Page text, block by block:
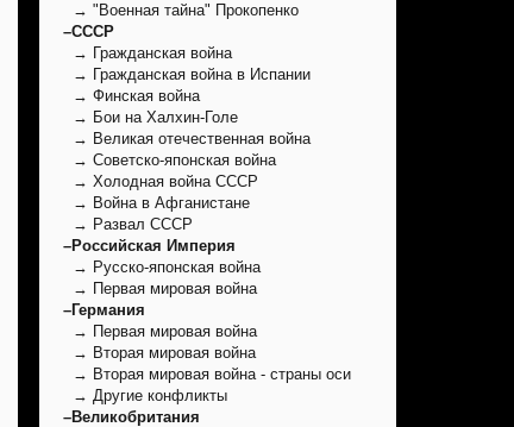
→ "Военная тайна" Прокопенко
–СССР
→ Гражданская война
→ Гражданская война в Испании
→ Финская война
→ Бои на Халхин-Голе
→ Великая отечественная война
→ Советско-японская война
→ Холодная война СССР
→ Война в Афганистане
→ Развал СССР
–Российская Империя
→ Русско-японская война
→ Первая мировая война
–Германия
→ Первая мировая война
→ Вторая мировая война
→ Вторая мировая война - страны оси
→ Другие конфликты
–Великобритания